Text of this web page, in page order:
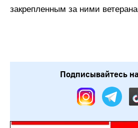
закрепленным за ними
Подписывайтесь